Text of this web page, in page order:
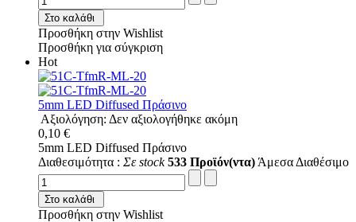
Στο καλάθι
Προσθήκη στην Wishlist
Προσθήκη για σύγκριση
Hot
5mm LED Diffused Πράσινο
Αξιολόγηση: Δεν αξιολογήθηκε ακόμη
0,10 €
5mm LED Diffused Πράσινο
Διαθεσιμότητα : Σε stock 533 Προϊόν(ντα) Άμεσα Διαθέσιμο
Στο καλάθι
Προσθήκη στην Wishlist